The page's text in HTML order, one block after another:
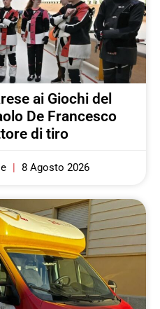
ai Giochi del
De Francesco
di tiro
8 Agosto 2026